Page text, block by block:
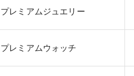
プレミアムジュエリー
プレミアムウォッチ